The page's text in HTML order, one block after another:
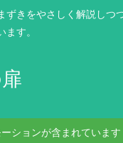
きをやさしく解説し
ます。
ションが含まれています